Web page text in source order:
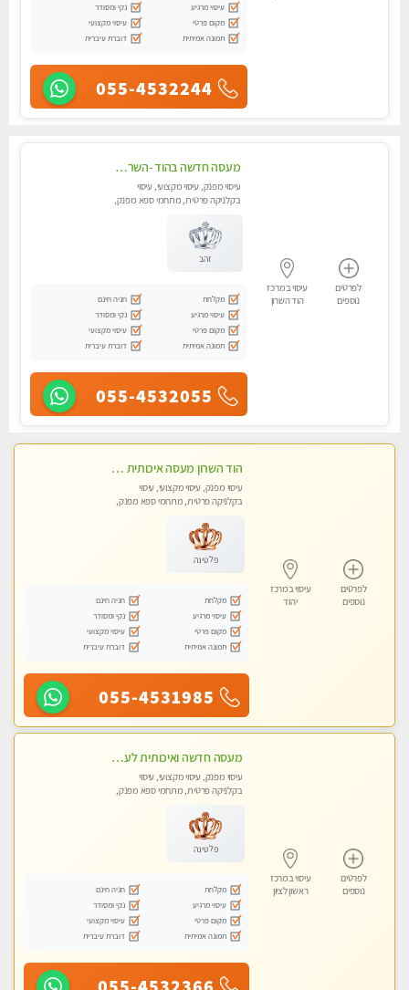
עיסוי מרגיע
נקי ומסודר
מקום פרטי
עיסוי מקצועי
תמונה אמיתית
דוברת עיברית
055-4532244
לפרטים
נוספים
עיסוי במרכז
הוד השרון
מעסה חדשה בהוד -השרון -כל סוגי העיסויים מעסה מקצועית ואיכותית פרטי!!!מומלץ לחלוטין!!
עיסוי מפנק, עיסוי מקצועי, עיסוי
בקלניקה פרטית, מתחמי ספא מפנק,
זהב
מקלחת
חניה חינם
עיסוי מרגיע
נקי ומסודר
מקום פרטי
עיסוי מקצועי
תמונה אמיתית
דוברת עיברית
055-4532055
לפרטים
נוספים
עיסוי במרכז
יהוד
הוד השרון מעסה איכותית מפנקת ומקצועית לעיסוי חלומי .....
עיסוי מפנק, עיסוי מקצועי, עיסוי
בקלניקה פרטית, מתחמי ספא מפנק,
פלטינה
מקלחת
חניה חינם
עיסוי מרגיע
נקי ומסודר
מקום פרטי
עיסוי מקצועי
תמונה אמיתית
דוברת עיברית
055-4531985
לפרטים
נוספים
עיסוי במרכז
ראשון לציון
מעסה חדשה ואיכותית לעיסוי מרגיע ומפנק VIP-מומלץ לחלוטין! פרטי! ​​​​​​ Highly recommended
עיסוי מפנק, עיסוי מקצועי, עיסוי
בקלניקה פרטית, מתחמי ספא מפנק,
פלטינה
מקלחת
חניה חינם
עיסוי מרגיע
נקי ומסודר
מקום פרטי
עיסוי מקצועי
תמונה אמיתית
דוברת עיברית